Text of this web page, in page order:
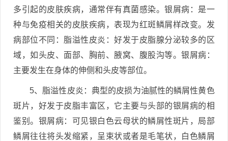
多引起的皮肤疾病，通常伴有真菌感染。银屑病：是一
种与免疫相关的皮肤疾病，表现为红斑鳞屑样改变。发
病部位不同：脂溢性皮炎：好发于皮脂腺分泌较多的区
域，如头皮、面部、胸前、腋窝、腹股沟等。银屑病：
主要发生在身体的伸侧和头皮等部位。
5、脂溢性皮炎：典型的皮损为油腻性的鳞屑性黄色
斑片，好发于皮脂丰富区，它主要与头部的银屑病的相
鉴别。银屑病：可见银白色云母状的鳞屑性斑片，局部
鳞屑往往将头发缩紧，呈束状或者是毛笔状，白色鳞屑